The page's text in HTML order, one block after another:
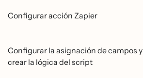
Configurar acción Zapier
Configurar la asignación de campos y
crear la lógica del script